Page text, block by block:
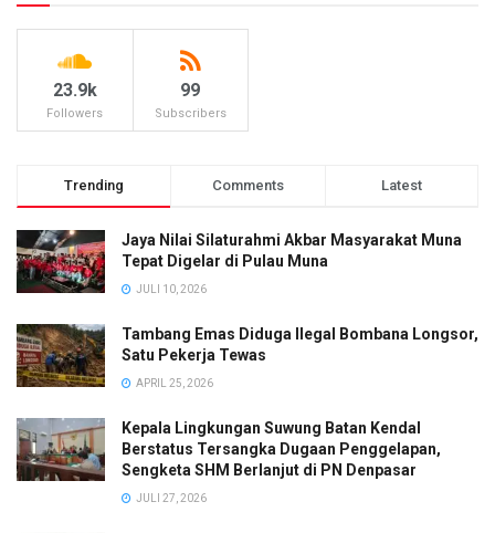
23.9k
Followers
99
Subscribers
Trending Comments Latest
Jaya Nilai Silaturahmi Akbar Masyarakat Muna
Tepat Digelar di Pulau Muna
JULI 10, 2026
Tambang Emas Diduga Ilegal Bombana Longsor,
Satu Pekerja Tewas
APRIL 25, 2026
Kepala Lingkungan Suwung Batan Kendal
Berstatus Tersangka Dugaan Penggelapan,
Sengketa SHM Berlanjut di PN Denpasar
JULI 27, 2026